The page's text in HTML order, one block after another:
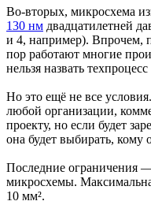
Во-вторых, микросхема
130 нм двадцатилетней
и 4, например). Впрочем,
пор работают многие
нельзя назвать
Но это ещё не все
любой организации,
проекту, но если будет
она будет выбирать, кому
Последние ограничения
микросхемы.
10 мм².